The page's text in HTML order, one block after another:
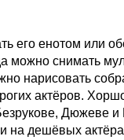
его енотом или
можно снимать
нарисовать
актёров.
Дюжеве и
на дешёвых